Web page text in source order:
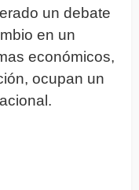
un debate
en un
económicos,
ocupan un